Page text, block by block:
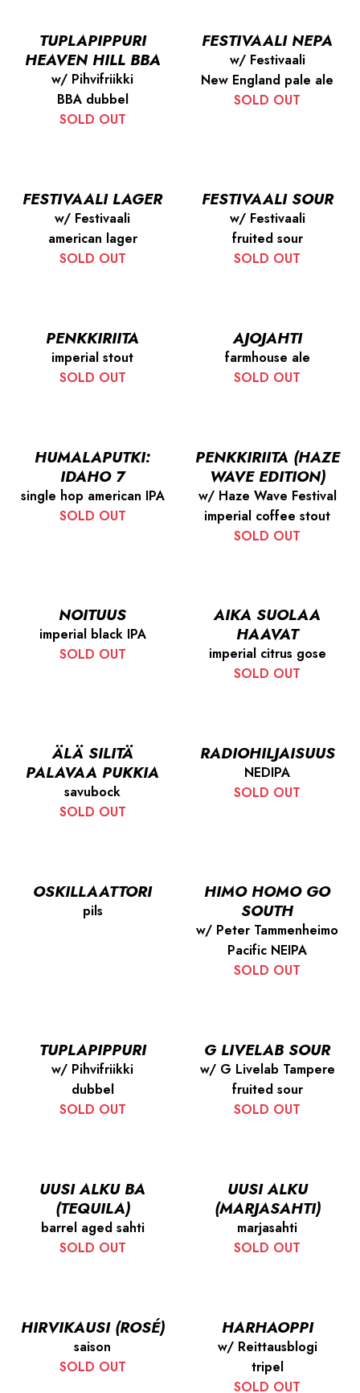
TUPLAPIPPURI
HEAVEN HILL BBA
w/ Pihvifriikki
BBA dubbel
SOLD OUT
FESTIVAALI NEPA
w/ Festivaali
New England pale ale
SOLD OUT
FESTIVAALI LAGER
w/ Festivaali
american lager
SOLD OUT
FESTIVAALI SOUR
w/ Festivaali
fruited sour
SOLD OUT
PENKKIRIITA
imperial stout
SOLD OUT
AJOJAHTI
farmhouse ale
SOLD OUT
HUMALAPUTKI:
IDAHO 7
single hop american IPA
SOLD OUT
PENKKIRIITA (HAZE
WAVE EDITION)
w/ Haze Wave Festival
imperial coffee stout
SOLD OUT
NOITUUS
imperial black IPA
SOLD OUT
AIKA SUOLAA
HAAVAT
imperial citrus gose
SOLD OUT
ÄLÄ SILITÄ
PALAVAA PUKKIA
savubock
SOLD OUT
RADIOHILJAISUUS
NEDIPA
SOLD OUT
OSKILLAATTORI
pils
HIMO HOMO GO
SOUTH
w/ Peter Tammenheimo
Pacific NEIPA
SOLD OUT
TUPLAPIPPURI
w/ Pihvifriikki
dubbel
SOLD OUT
G LIVELAB SOUR
w/ G Livelab Tampere
fruited sour
SOLD OUT
UUSI ALKU BA
(TEQUILA)
barrel aged sahti
SOLD OUT
UUSI ALKU
(MARJASAHTI)
marjasahti
SOLD OUT
HIRVIKAUSI (ROSÉ)
saison
SOLD OUT
HARHAOPPI
w/ Reittausblogi
tripel
SOLD OUT